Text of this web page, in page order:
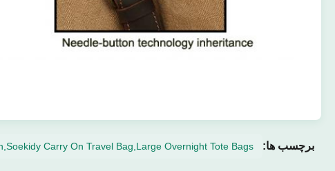
برچسب ها: Carry On Travel Bag,Large Overnight Tote Bags